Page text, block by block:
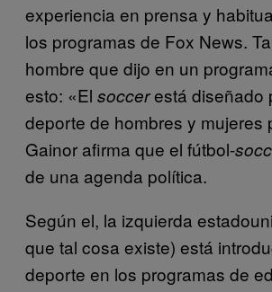
experiencia en prensa y
los programas de Fox News.
hombre que dijo en un
esto: «El soccerestá diseñado
deporte de hombres y mujeres
Gainor afirma que el fútbol-
de una agenda política.
Según el, la izquierda
que tal cosa existe) está
deporte en los programas de